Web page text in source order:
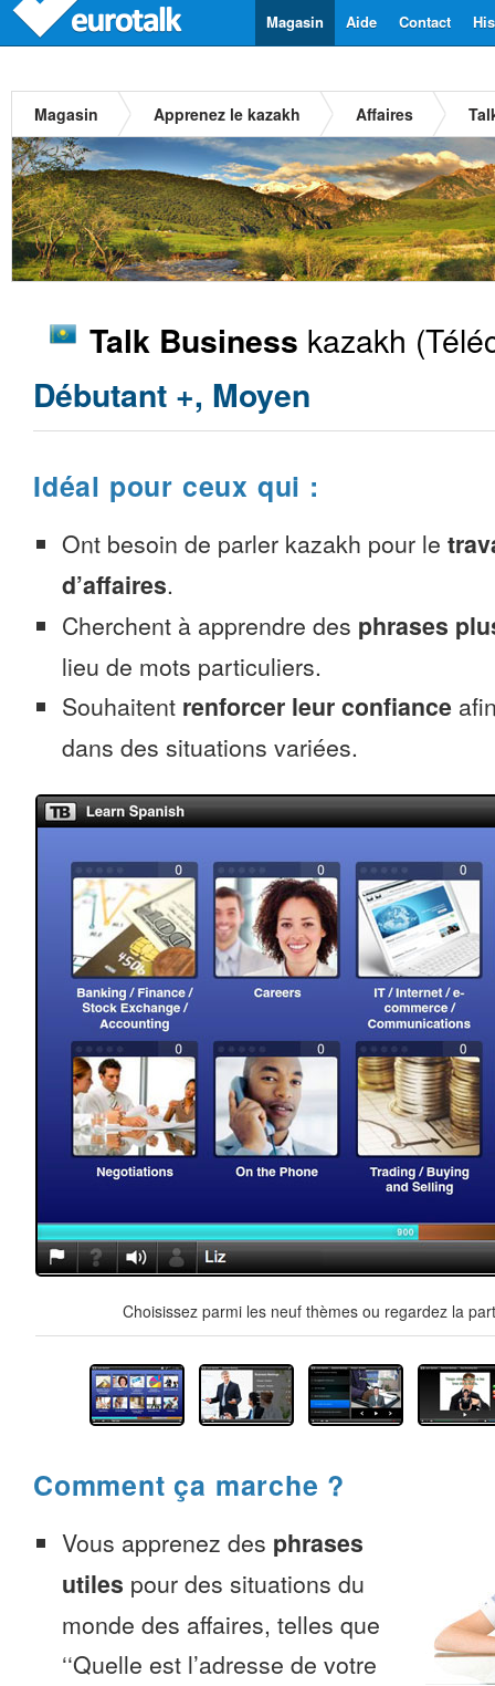
Contact
Aide
Magasin
Magasin Apprenez le kazakh Affaires
Talk Business kazakh
Débutant +, Moyen
Idéal pour ceux qui :
Ont besoin de parler kazakh pour le
d’affaires.
Cherchent à apprendre des phrases
lieu de mots particuliers.
Souhaitent renforcer leur confiance
dans des situations variées.
Choisissez parmi les neuf thèmes ou regardez la
Comment ça marche ?
Vous apprenez des phrases
utiles pour des situations du
monde des affaires, telles que
‘‘Quelle est l’adresse de votre